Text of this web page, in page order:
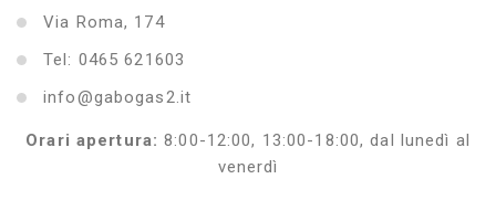
Via Roma, 174
Tel: 0465 621603
info@gabogas2.it
Orari apertura: 8:00-12:00, 13:00-18:00, dal lunedì al
venerdì